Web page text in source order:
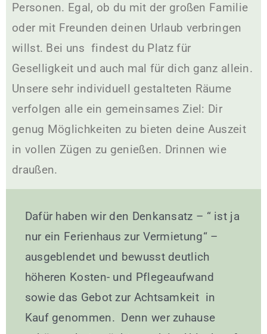
Personen. Egal, ob du mit der großen Familie
oder mit Freunden deinen Urlaub verbringen
willst. Bei uns findest du Platz für
Geselligkeit und auch mal für dich ganz allein.
Unsere sehr individuell gestalteten Räume
verfolgen alle ein gemeinsames Ziel: Dir
genug Möglichkeiten zu bieten deine Auszeit
in vollen Zügen zu genießen. Drinnen wie
draußen.
Dafür haben wir den Denkansatz – “ ist ja
nur ein Ferienhaus zur Vermietung“ –
ausgeblendet und bewusst deutlich
höheren Kosten- und Pflegeaufwand
sowie das Gebot zur Achtsamkeit in
Kauf genommen. Denn wer zuhause